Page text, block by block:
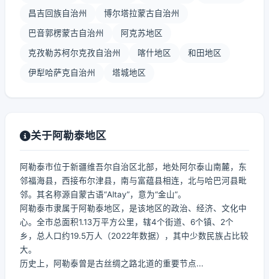
昌吉回族自治州 博尔塔拉蒙古自治州
巴音郭楞蒙古自治州 阿克苏地区
克孜勒苏柯尔克孜自治州 喀什地区 和田地区
伊犁哈萨克自治州 塔城地区
关于阿勒泰地区
阿勒泰市位于新疆维吾尔自治区北部，地处阿尔泰山南麓，东
邻福海县，西接布尔津县，南与富蕴县相连，北与哈巴河县毗
邻。其名称源自蒙古语“Altay”，意为“金山”。
阿勒泰市隶属于阿勒泰地区，是该地区的政治、经济、文化中
心。全市总面积1.13万平方公里，辖4个街道、6个镇、2个
乡，总人口约19.5万人（2022年数据），其中少数民族占比较
大。
历史上，阿勒泰曾是古丝绸之路北道的重要节点...